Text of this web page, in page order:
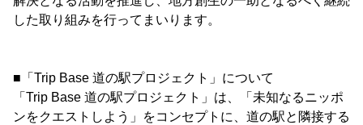
した取り組みを行ってまいります。
■「Trip Base 道の駅プロジェクト」について
「Trip Base 道の駅プロジェクト」は、「未知なるニッポ
ンをクエストしよう」をコンセプトに、道の駅と隣接する